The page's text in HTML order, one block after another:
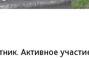
Активное